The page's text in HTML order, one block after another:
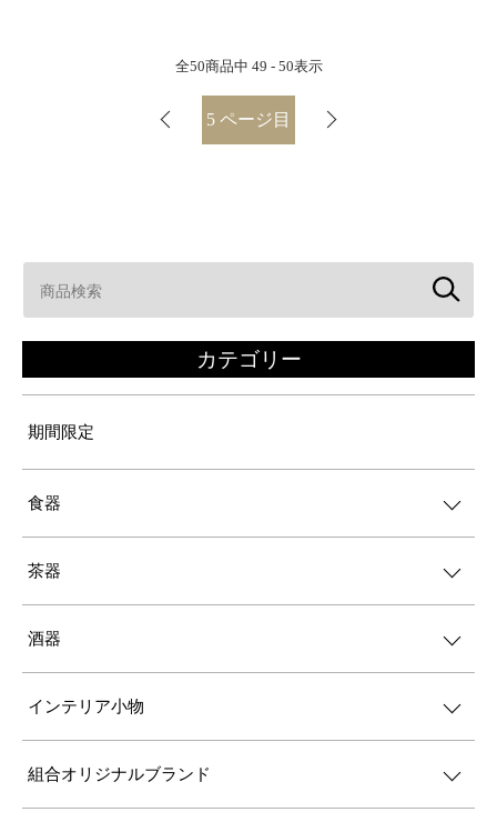
全50商品中 49 - 50表示
5 ページ目
カテゴリー
期間限定
食器
茶器
酒器
インテリア小物
組合オリジナルブランド